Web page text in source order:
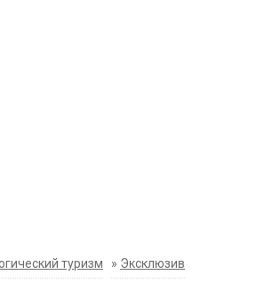
туризм » Эксклюзив